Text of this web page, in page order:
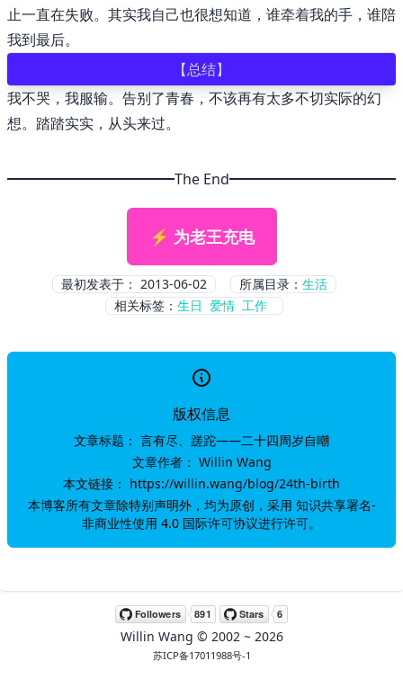
🕶️ Dim
止一直在失败。其实我自己也很想知道，谁牵着我的手，谁陪
我到最后。
【总结】
我不哭，我服输。告别了青春，不该再有太多不切实际的幻
想。踏踏实实，从头来过。
The End
⚡ 为老王充电
最初发表于： 2013-06-02 所属目录： 生活
相关标签： 生日 爱情 工作
版权信息
文章标题： 言有尽、蹉跎——二十四周岁自嘲
文章作者： Willin Wang
本文链接： https://willin.wang/blog/24th-birth
本博客所有文章除特别声明外，均为原创，采用 知识共享署名-
非商业性使用 4.0 国际许可协议进行许可。
Willin Wang © 2002 ~ 2026
苏ICP备17011988号-1